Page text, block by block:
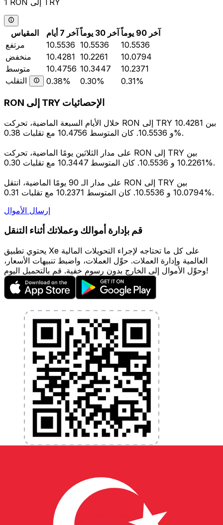
1 RON إلى TRY
المقياس آخر 7 أيام آخر 30 يوماً
آخر 90 يوماً
مرتفع
10.5536 10.5536
10.5536
منخفض
10.4281 10.2261
10.0794
متوسط
10.4756 10.3447
10.2371
التقلب
0.38% 0.30% 0.31%
RON إلى TRY الإحصائيات
خلال الأيام السبعة الماضية، تحركت RON إلى TRY بين 10.4281
و 10.5536. كان المتوسط 10.4756 مع تقلبات 0.38%.
على مدار الثلاثين يومًا الماضية، تحركت RON إلى TRY بين
10.2261 و 10.5536. كان المتوسط 10.3447 مع تقلبات 0.30%.
على مدار الـ 90 يومًا الماضية، انتقل RON إلى TRY بين
10.0794 و 10.5536. كان المتوسط 10.2371 مع تقلبات 0.31%.
إرسال الأموال
قم بإدارة أموالك وعملاتك أثناء التنقل
يحتوي تطبيق Xe على كل ما تحتاجه لإجراء التحويلات المالية
العالمية وإدارة العملات. حوِّل العملات، واضبط تنبيهات الأسعار،
وحوِّل الأموال إلى الخارج بدون رسوم خفية. قم بالتحميل اليوم!